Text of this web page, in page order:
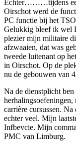
Echter………tijdens
Oirschot werd de
PC functie bij het
Gelukkig bleef ik wel
plezier mijn militaire
afzwaaien, dat was
tweede luitenant op
in Oirschot. Op de
nu de gebouwen van
Na de dienstplicht
herhalingsoefeningen,
carrière cursussen.
echter veel. Mijn
Infbevcie. Mijn
PMC van Limburg.